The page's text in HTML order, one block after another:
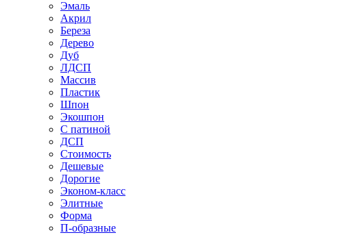
Эмаль
Акрил
Береза
Дерево
Дуб
ЛДСП
Массив
Пластик
Шпон
Экошпон
С патиной
ДСП
Стоимость
Дешевые
Дорогие
Эконом-класс
Элитные
Форма
П-образные